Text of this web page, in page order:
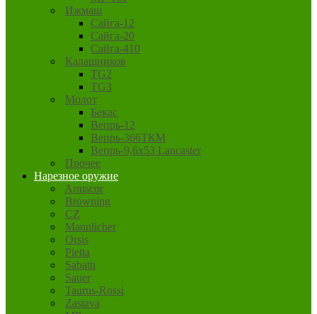
Ижмаш
Сайга-12
Сайга-20
Сайга-410
Калашников
TG2
TG3
Молот
Бекас
Вепрь-12
Вепрь-366ТКМ
Вепрь-9,6х53 Lancaster
Прочее
Нарезное оружие
Armscor
Browning
CZ
Mannlicher
Orsis
Pietta
Sabatti
Sauer
Taurus-Rossi
Zastava